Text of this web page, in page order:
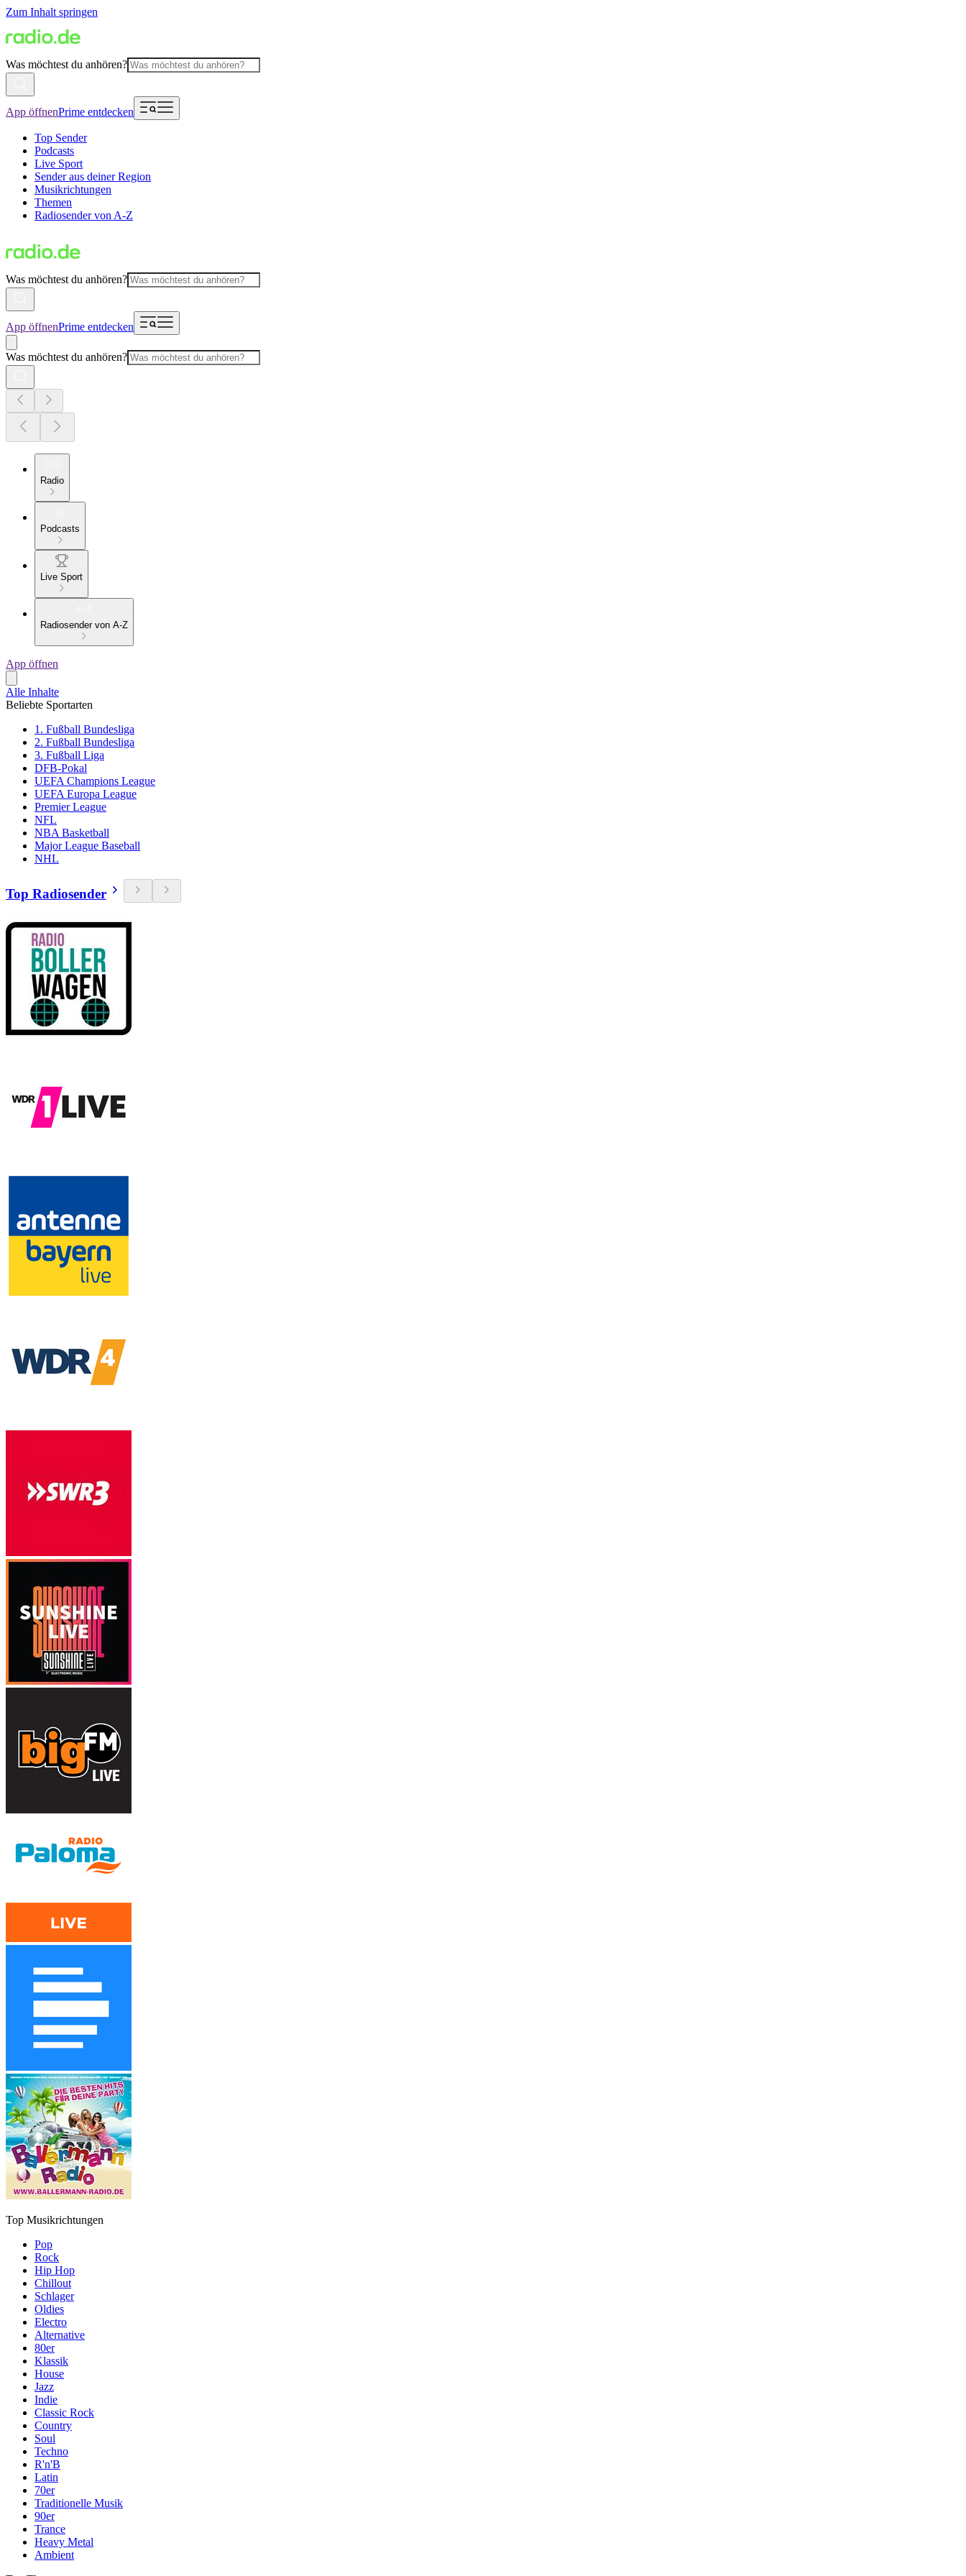
Zum Inhalt springen
Was möchtest du anhören?
App öffnenPrime entdecken
Top Sender
Podcasts
Live Sport
Sender aus deiner Region
Musikrichtungen
Themen
Radiosender von A-Z
Was möchtest du anhören?
App öffnenPrime entdecken
Was möchtest du anhören?
Radio
Podcasts
Live Sport
Radiosender von A-Z
App öffnen
Alle Inhalte
Beliebte Sportarten
1. Fußball Bundesliga
2. Fußball Bundesliga
3. Fußball Liga
DFB-Pokal
UEFA Champions League
UEFA Europa League
Premier League
NFL
NBA Basketball
Major League Baseball
NHL
Top Radiosender
Top Musikrichtungen
Pop
Rock
Hip Hop
Chillout
Schlager
Oldies
Electro
Alternative
80er
Klassik
House
Jazz
Indie
Classic Rock
Country
Soul
Techno
R'n'B
Latin
70er
Traditionelle Musik
90er
Trance
Heavy Metal
Ambient